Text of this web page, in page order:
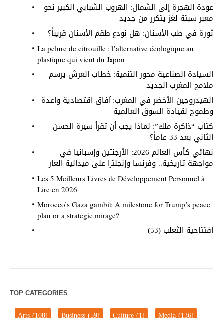
عودة الهجرة إلى الشمال: الهروب الشبابي الكبير نحو
معبر سبتة لغز يتكرر من جديد
ثورة في طب الأسنان: هل نودع طقم الأسنان قريباً؟
La pelure de citrouille : l’alternative écologique au
plastique qui vient du Japon
السيادة الصناعية محور التنمية: خطاب العرش يرسم
ملامح المغرب الجديد
الهيدروجين الأخضر في المغرب: آفاق اقتصادية واعدة
وطموح لقيادة السوق العالمية
كتاب “ذاكرة ملك”: لماذا يجب أن تقرأ سيرة الحسن
الثاني بعد 33 عاماً؟
نهائي كأس العالم 2026: الأرجنتين وإسبانيا في
مواجهة تاريخية.. وفرنسا وإنجلترا على ميدالية العار
Les 5 Meilleurs Livres de Développement Personnel à
Lire en 2026
Morocco’s Gaza gambit: A milestone for Trump’s peace
plan or a strategic mirage?
افتتاحية الثعلب (53)
TOP CATEGORIES